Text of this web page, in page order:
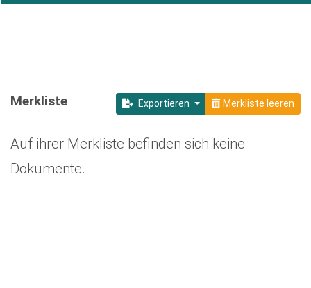
Exportieren Merkliste leeren
Merkliste
Auf ihrer Merkliste befinden sich keine
Dokumente.